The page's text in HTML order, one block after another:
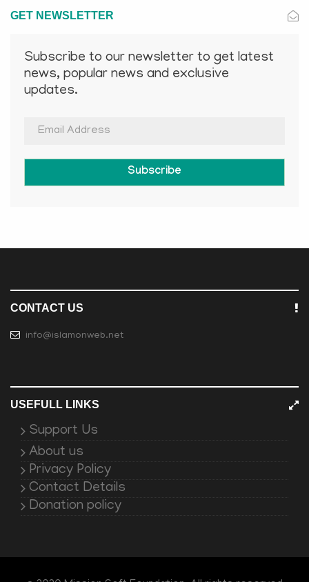
GET NEWSLETTER
Subscribe to our newsletter to get latest
news, popular news and exclusive
updates.
Subscribe
CONTACT US
info@islamonweb.net
USEFULL LINKS
Support Us
About us
Privacy Policy
Contact Details
Donation policy